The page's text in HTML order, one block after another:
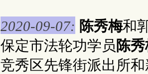
2020-09-07: 陈秀梅和
保定市法轮功学员 陈
竞秀区先锋街派出所